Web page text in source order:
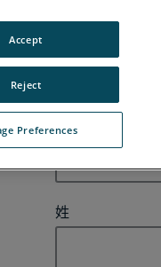
名字
姓
Preferences
Reject
Accept